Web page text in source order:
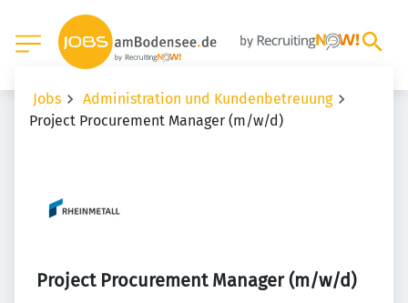
Jobs
Administration und Kundenbetreuung
Project Procurement Manager (m/w/d)
Project Procurement Manager (m/w/d)